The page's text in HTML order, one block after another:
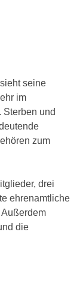
seine
im
Sterben und
zum
drei
ehrenamtliche
die